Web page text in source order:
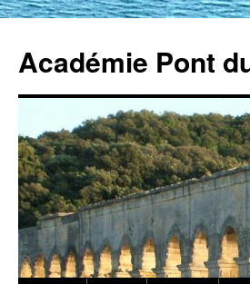
Académie Pont